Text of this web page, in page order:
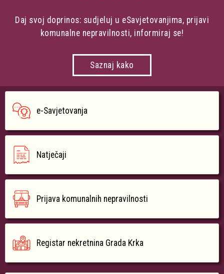
Daj svoj doprinos: sudjeluj u eSavjetovanjima, prijavi
komunalne nepravilnosti, informiraj se!
Saznaj kako
e-Savjetovanja
Natječaji
Prijava komunalnih nepravilnosti
Registar nekretnina Grada Krka